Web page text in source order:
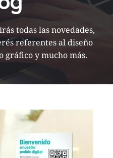
todas las novedades,
referentes al diseño
gráfico y mucho más.